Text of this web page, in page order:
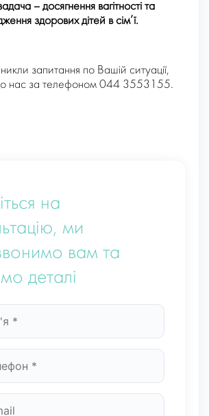
– досягнення вагітності та
здорових дітей в сім’ї.
запитання по Вашій ситуації,
нас за телефоном 044 3553155.
на
ми
вам та
деталі